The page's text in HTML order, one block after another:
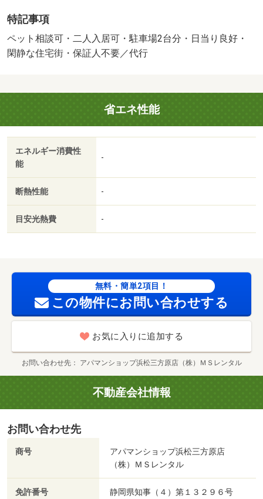
２，０００円／匹 保証会社：ジェイリース／バストイレ
別／バルコニー／エアコン／クロゼット／シャワー付洗面
台／オートロック／室内洗濯置／陽当り良好／シューズボ
台／２口コンロ／駐輪場／押入／礼金不要／閑静な住宅地
／敷金不要／３口以上コンロ／対面式キッチン／ペット相
談／グリル付／全居室洋室／保証人不要／駐車２台可／二
人入居相談／２４時間換気システム／敷地内ごみ置き場／
平面駐車場／プロパンガス／洗面所にドア／南面バルコニ
ー／敷金・礼金不要／保証会社利用可／ＩＴ重説 対応物
ビリテーション病院（病院）まで３９４ｍ／みどり台海谷
眼科（病院）まで３４８ｍ／エブリビックデー（スーパ
ー）まで６８２ｍ／さわやか浜松和合店（飲食店）まで８
特記事項
ペット相談可・二人入居可・駐車場2台分・日当り良好・
閑静な住宅街・保証人不要／代行
省エネ性能
エネルギー消費性
能
-
断熱性能 -
目安光熱費 -
無料・簡単2項目！
この物件にお問い合わせする
お気に入りに追加する
お問い合わせ先 アパマンショップ浜松三方原店（株）ＭＳレンタル
不動産会社情報
お問い合わせ先
商号
アパマンショップ浜松三方原店
（株）ＭＳレンタル
免許番号 静岡県知事（４）第１３２９６号